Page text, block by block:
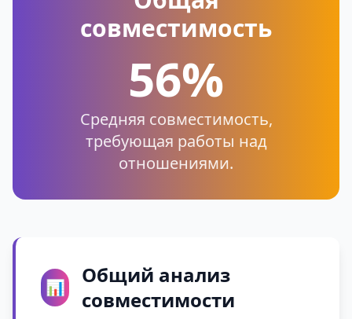
совместимость
56%
Средняя совместимость,
требующая работы над
отношениями.
📊
Общий анализ
совместимости